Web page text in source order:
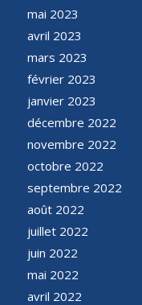
mai 2023
avril 2023
mars 2023
février 2023
janvier 2023
décembre 2022
novembre 2022
octobre 2022
septembre 2022
août 2022
juillet 2022
juin 2022
mai 2022
avril 2022